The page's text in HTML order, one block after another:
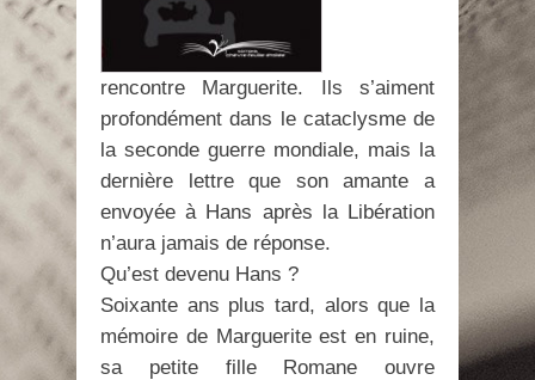
rencontre Marguerite. Ils s’aiment
profondément dans le cataclysme de
la seconde guerre mondiale, mais la
dernière lettre que son amante a
envoyée à Hans après la Libération
n’aura jamais de réponse.
Qu’est devenu Hans ?
Soixante ans plus tard, alors que la
mémoire de Marguerite est en ruine,
sa petite fille Romane ouvre